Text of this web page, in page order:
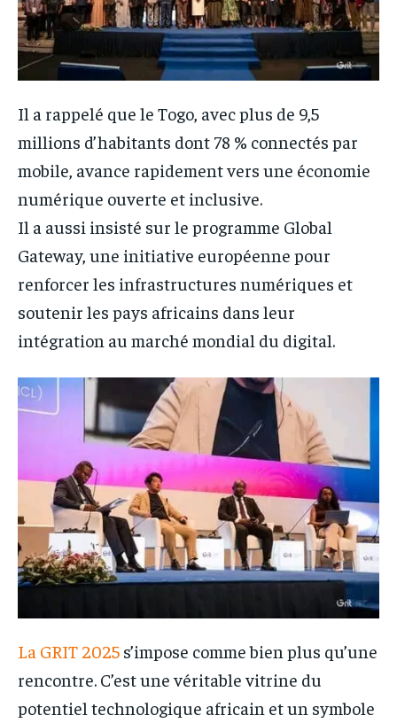
Il a rappelé que le Togo, avec plus de 9,5
millions d’habitants dont 78 % connectés par
mobile, avance rapidement vers une économie
numérique ouverte et inclusive.
Il a aussi insisté sur le programme Global
Gateway, une initiative européenne pour
renforcer les infrastructures numériques et
soutenir les pays africains dans leur
intégration au marché mondial du digital.
La GRIT 2025 s’impose comme bien plus qu’une
rencontre. C’est une véritable vitrine du
potentiel technologique africain et un symbole